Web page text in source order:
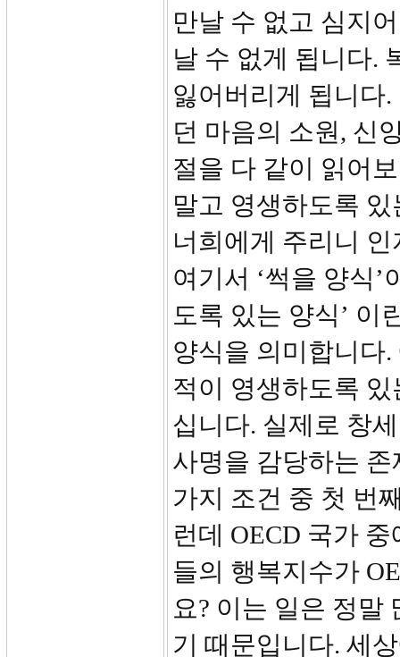
만날 수 없고 심지
날 수 없게 됩니다.
잃어버리게 됩니다
던 마음의 소원, 신
절을 다 같이 읽어
말고 영생하도록
너희에게 주리니
여기서 ‘썩을 양식
도록 있는 양식’ 이
양식을 의미합니다
적이 영생하도록
십니다. 실제로 창
사명을 감당하는
가지 조건 중 첫 번
런데 OECD 국가
들의 행복지수가
요? 이는 일은 정말
기 때문입니다. 세